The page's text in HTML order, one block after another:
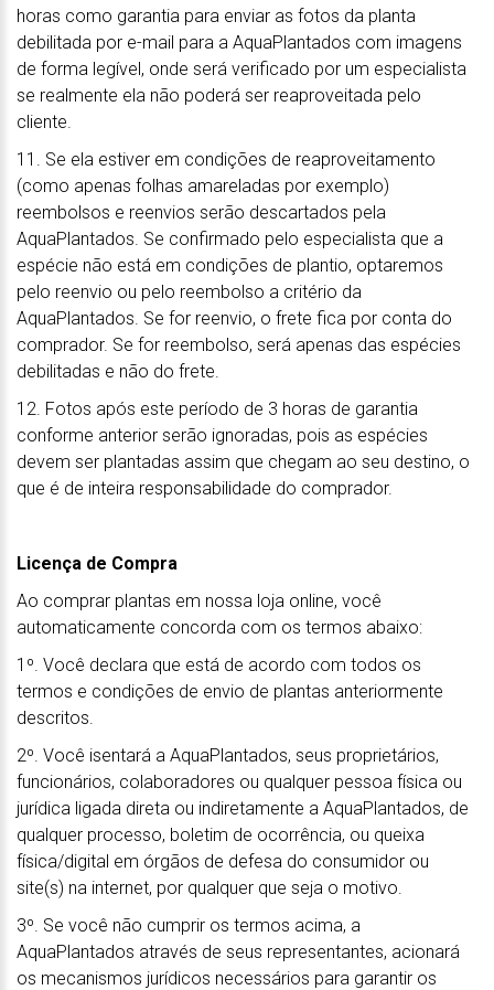
horas como garantia para enviar as fotos da planta
debilitada por e-mail para a AquaPlantados com imagens
de forma legível, onde será verificado por um especialista
se realmente ela não poderá ser reaproveitada pelo
cliente.
11. Se ela estiver em condições de reaproveitamento
(como apenas folhas amareladas por exemplo)
reembolsos e reenvios serão descartados pela
AquaPlantados. Se confirmado pelo especialista que a
espécie não está em condições de plantio, optaremos
pelo reenvio ou pelo reembolso a critério da
AquaPlantados. Se for reenvio, o frete fica por conta do
comprador. Se for reembolso, será apenas das espécies
debilitadas e não do frete.
12. Fotos após este período de 3 horas de garantia
conforme anterior serão ignoradas, pois as espécies
devem ser plantadas assim que chegam ao seu destino, o
que é de inteira responsabilidade do comprador.
Licença de Compra
Ao comprar plantas em nossa loja online, você
automaticamente concorda com os termos abaixo:
1º. Você declara que está de acordo com todos os
termos e condições de envio de plantas anteriormente
descritos.
2º. Você isentará a AquaPlantados, seus proprietários,
funcionários, colaboradores ou qualquer pessoa física ou
jurídica ligada direta ou indiretamente a AquaPlantados, de
qualquer processo, boletim de ocorrência, ou queixa
física/digital em órgãos de defesa do consumidor ou
site(s) na internet, por qualquer que seja o motivo.
3º. Se você não cumprir os termos acima, a
AquaPlantados através de seus representantes, acionará
os mecanismos jurídicos necessários para garantir os